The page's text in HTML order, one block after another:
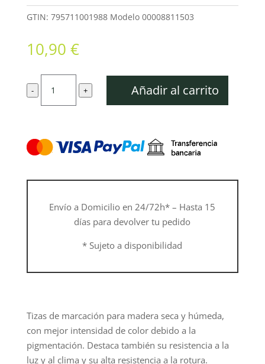
GTIN: 795711001988 Modelo 00008811503
10,90 €
-
cantidad
+ Añadir al carrito
Envío a Domicilio en 24/72h* – Hasta 15
días para devolver tu pedido
* Sujeto a disponibilidad
Tizas de marcación para madera seca y húmeda,
con mejor intensidad de color debido a la
pigmentación. Destaca también su resistencia a la
luz y al clima y su alta resistencia a la rotura.